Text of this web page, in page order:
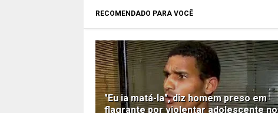
RECOMENDADO PARA VOCÊ
"Eu ia matá-la", diz homem preso em
flagrante por violentar adolescente no